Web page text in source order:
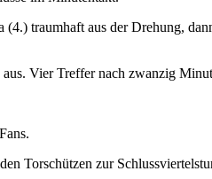
traumhaft aus der Drehung,
Vier Treffer nach zwanzig
Torschützen zur